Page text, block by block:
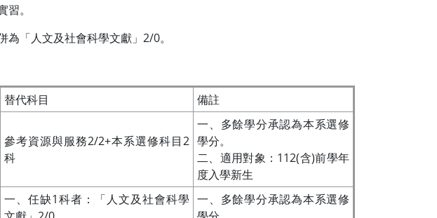
。
「人文及社會科學文獻」2/0。
替代科目 備註
參考資源與服務2/2+本系選修科目2
科
一、多餘學分承認為本系選修
學分。
二、適用對象：112(含)前學年
度入學新生
一、任缺1科者：「人文及社會科學 一、多餘學分承認為本系選修